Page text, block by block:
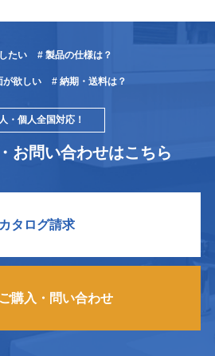
たい # 製品の仕様は？
が欲しい # 納期・送料は？
・個人全国対応！
お問い合わせはこちら
カタログ請求
購入・問い合わせ